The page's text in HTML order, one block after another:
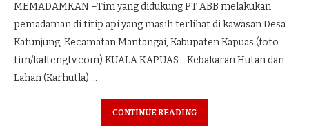
MEMADAMKAN –Tim yang didukung PT ABB melakukan
pemadaman di titip api yang masih terlihat di kawasan Desa
Katunjung, Kecamatan Mantangai, Kabupaten Kapuas.(foto
tim/kaltengtv.com) KUALA KAPUAS –Kebakaran Hutan dan
Lahan (Karhutla) …
CONTINUE READING